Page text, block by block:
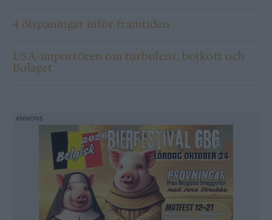
4 ölspaningar inför framtiden
USA-importören om turbulens, bojkott och
Bolaget